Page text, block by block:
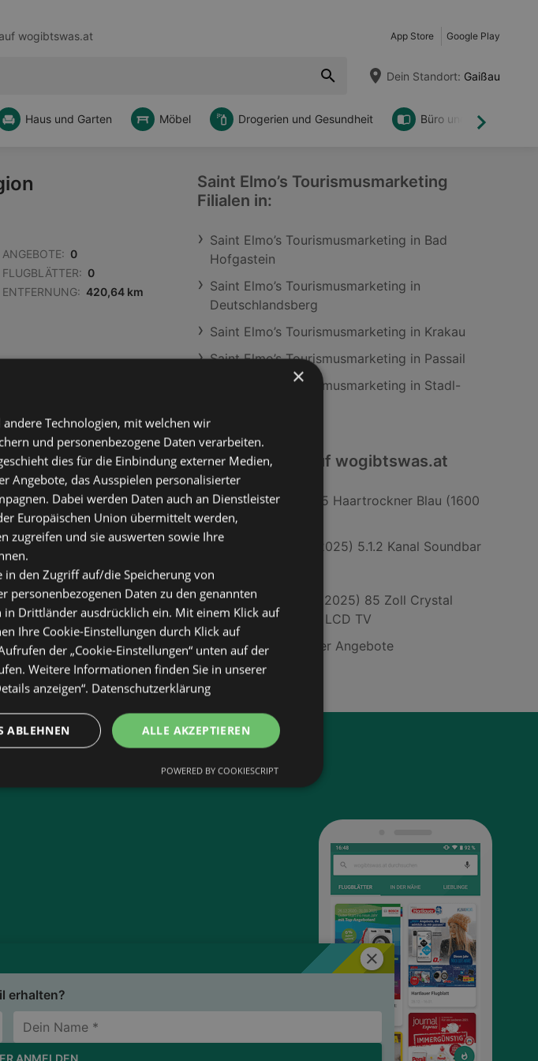
wogibtswas.at App Store Google Play
Dein Standort: Gaißau
Weiter
Haus und Garten Möbel Drogerien und Gesundheit Büro und DIY
Schließen
erhalten?
ANMELDEN
ANGEBOTE: 0
FLUGBLÄTTER: 0
ENTFERNUNG: 420,64 km
Saint Elmo’s Tourismusmarketing
Filialen in:
Saint Elmo’s Tourismusmarketing in Bad
Hofgastein
Saint Elmo’s Tourismusmarketing in
Deutschlandsberg
Saint Elmo’s Tourismusmarketing in Krakau
Saint Elmo’s Tourismusmarketing in Passail
Saint Elmo’s Tourismusmarketing in Stadl-
Interessantes auf wogibtswas.at
Koenic KHD 162425 Haartrockner Blau (1600
Watt)
Samsung Q800F (2025) 5.1.2 Kanal Soundbar
Fototapete
Samsung U8070F (2025) 85 Zoll Crystal
UHD 4K Smart TV; LCD TV
Alpnatur Frankfurter Angebote
×
Technologien, mit welchen wir
und personenbezogene Daten verarbeiten.
dies für die Einbindung externer Medien,
Angebote, das Ausspielen personalisierter
Dabei werden Daten auch an Dienstleister
Europäischen Union übermittelt werden,
zugreifen und sie auswerten sowie Ihre
in den Zugriff auf/die Speicherung von
Daten zu den genannten
Drittländer ausdrücklich ein. Mit einem Klick auf
Ihre Cookie-Einstellungen durch Klick auf
der „Cookie-Einstellungen“ unten auf der
Weitere Informationen finden Sie in unserer
anzeigen“. Datenschutzerklärung
ALLE AKZEPTIEREN
ABLEHNEN
POWERED BY COOKIESCRIPT